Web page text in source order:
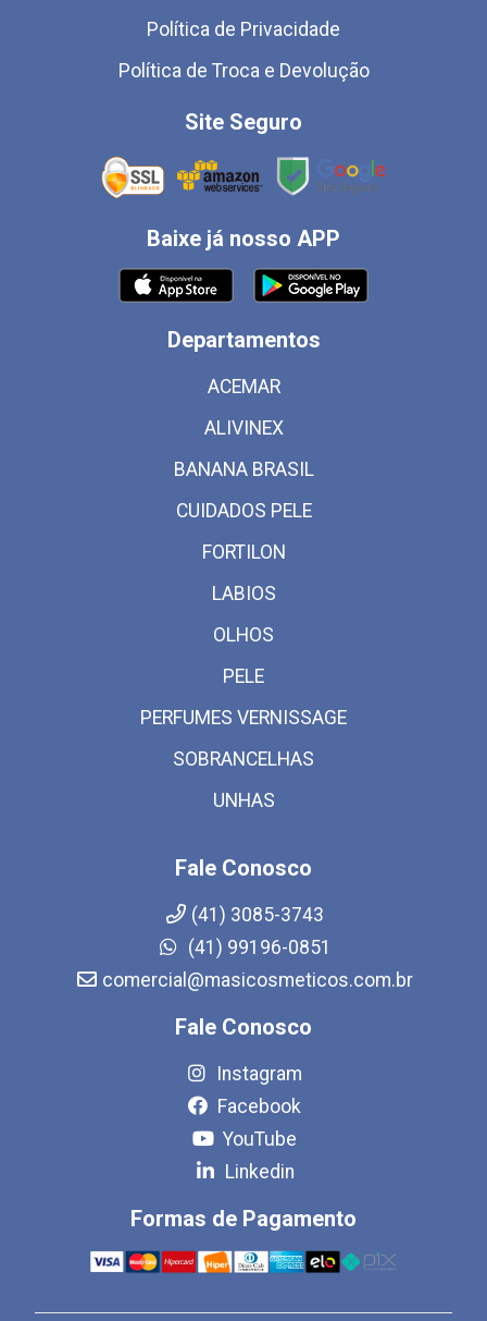
Política de Privacidade
Política de Troca e Devolução
Site Seguro
Baixe já nosso APP
Departamentos
ACEMAR
ALIVINEX
BANANA BRASIL
CUIDADOS PELE
FORTILON
LABIOS
OLHOS
PELE
PERFUMES VERNISSAGE
SOBRANCELHAS
UNHAS
Fale Conosco
(41) 3085-3743
(41) 99196-0851
comercial@masicosmeticos.com.br
Fale Conosco
Instagram
Facebook
YouTube
Linkedin
Formas de Pagamento